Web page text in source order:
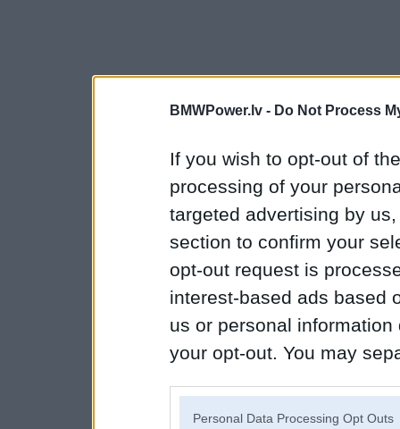
BMWPower.lv - Do Not Process
If you wish to opt-out of
processing of your
targeted advertising by
section to confirm your
opt-out request is
interest-based ads based
us or personal
your opt-out. You may
Personal Data Processing Opt Outs